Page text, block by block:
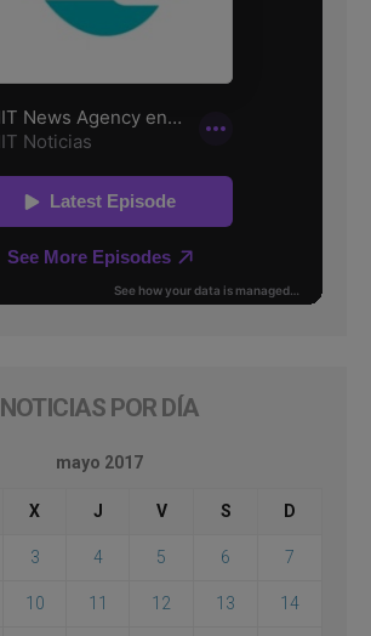
NOTICIAS POR DÍA
mayo 2017
X J V S D
3 4 5 6 7
10 11 12 13 14